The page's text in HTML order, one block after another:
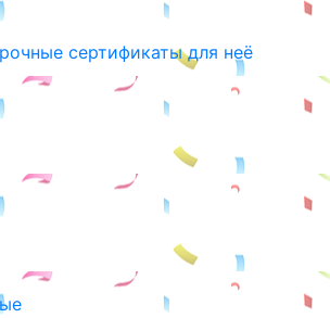
сертификаты для неё